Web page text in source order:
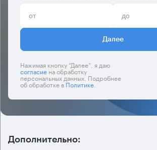
Далее
Нажимая кнопку “Далее”, я даю
согласиена обработку
персональных данных. Подробнее
об обработке вПолитике.
Дополнительно: